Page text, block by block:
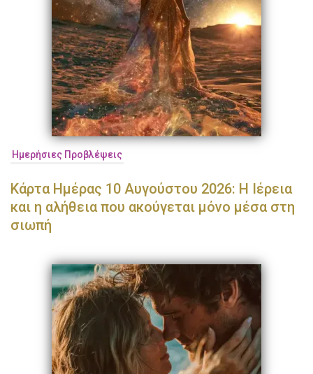
Ημερήσιες Προβλέψεις
Κάρτα Ημέρας 10 Αυγούστου 2026: Η Ιέρεια
και η αλήθεια που ακούγεται μόνο μέσα στη
σιωπή